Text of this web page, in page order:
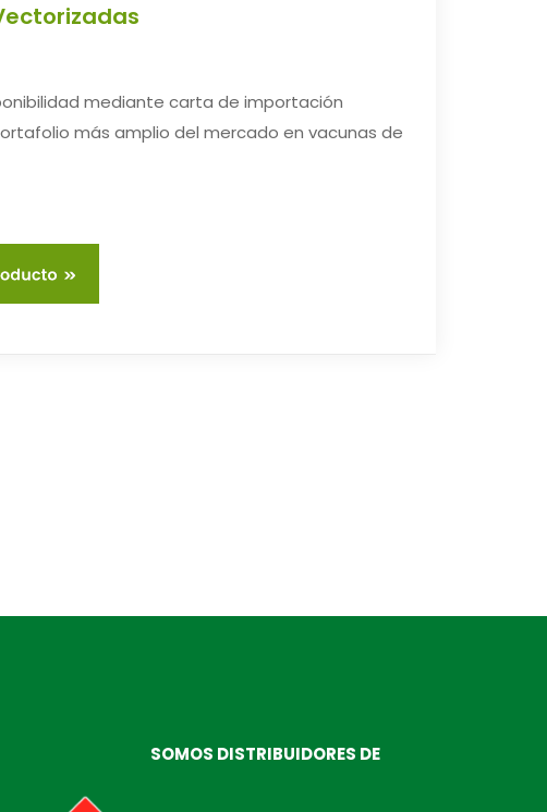
mediante carta de importación
más amplio del mercado en vacunas de
SOMOS DISTRIBUIDORES DE